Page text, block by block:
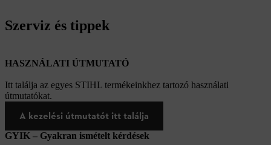
Szerviz és tippek
HASZNÁLATI ÚTMUTATÓ
Itt találja az egyes STIHL termékeinkhez tartozó használati
útmutatókat.
A kezelési útmutatót itt találja
GYIK – Gyakran ismételt kérdések